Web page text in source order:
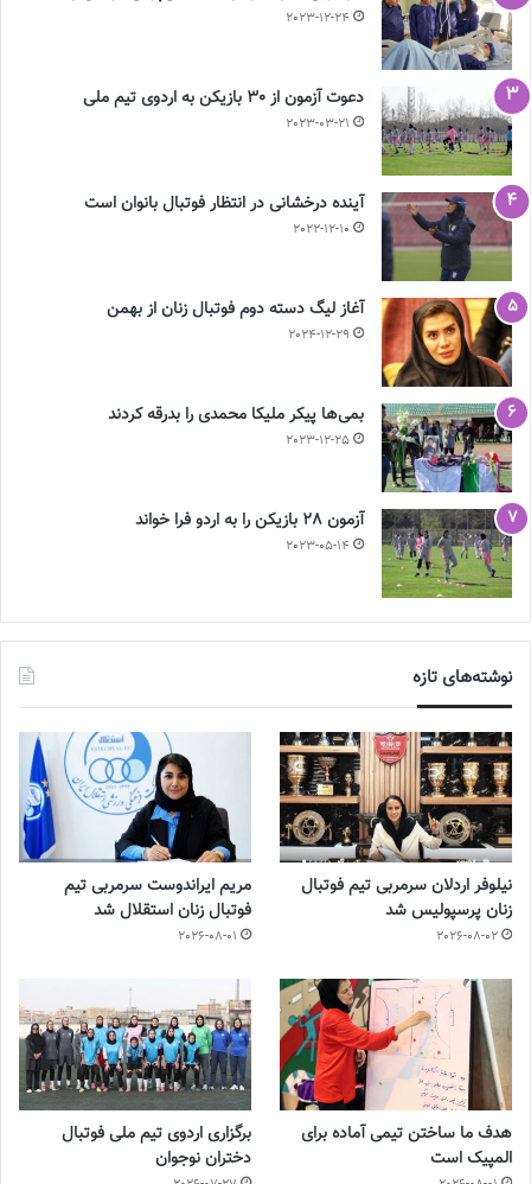
2023-12-24
دعوت آزمون از 30 بازیکن به اردوی تیم ملی
2023-03-21
آینده درخشانی در انتظار فوتبال بانوان است
2022-12-10
آغاز لیگ دسته دوم فوتبال زنان از بهمن
2024-12-29
بمی‌ها پیکر ملیکا محمدی را بدرقه کردند
2023-12-25
آزمون 28 بازیکن را به اردو فرا خواند
2023-05-14
نوشته‌های تازه
نیلوفر اردلان سرمربی تیم فوتبال
زنان پرسپولیس شد
2026-08-02
مریم ایراندوست سرمربی تیم
فوتبال زنان استقلال شد
2026-08-01
هدف ما ساختن تیمی آماده برای
المپیک است
برگزاری اردوی تیم ملی فوتبال
دختران نوجوان